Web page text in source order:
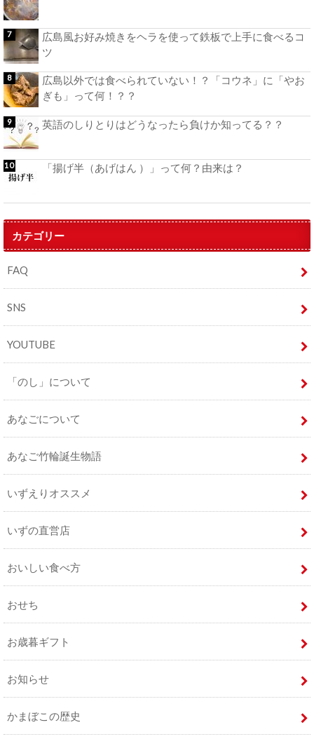
広島風お好み焼きをヘラを使って鉄板で上手に食べるコ
ツ
広島以外では食べられていない！？「コウネ」に「やお
ぎも」って何！？？
英語のしりとりはどうなったら負けか知ってる？？
「揚げ半（あげはん ）」って何？由来は？
カテゴリー
FAQ
SNS
YOUTUBE
「のし」について
あなごについて
あなご竹輪誕生物語
いずえりオススメ
いずの直営店
おいしい食べ方
おせち
お歳暮ギフト
お知らせ
かまぼこの歴史